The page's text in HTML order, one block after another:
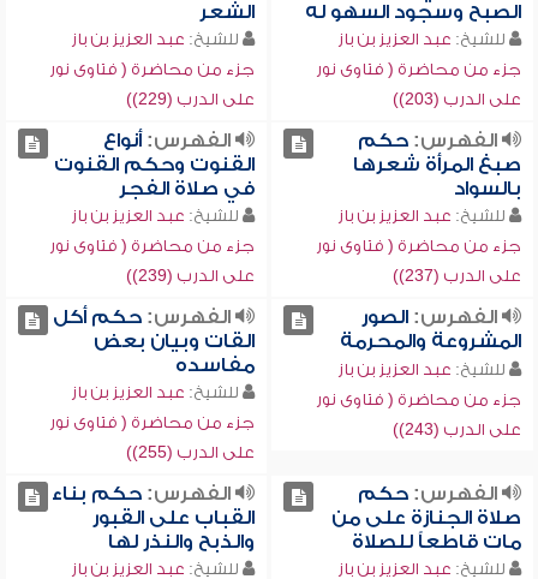
الصبح وسجود السهو له
للشيخ: عبد العزيز بن باز
جزء من محاضرة ( فتاوى نور
على الدرب (203))
الشعر
للشيخ: عبد العزيز بن باز
جزء من محاضرة ( فتاوى نور
على الدرب (229))
الفهرس:حكم
صبغ المرأة شعرها
بالسواد
للشيخ: عبد العزيز بن باز
جزء من محاضرة ( فتاوى نور
على الدرب (237))
الفهرس:أنواع
القنوت وحكم القنوت
في صلاة الفجر
للشيخ: عبد العزيز بن باز
جزء من محاضرة ( فتاوى نور
على الدرب (239))
الفهرس:الصور
المشروعة والمحرمة
للشيخ: عبد العزيز بن باز
جزء من محاضرة ( فتاوى نور
على الدرب (243))
الفهرس:حكم أكل
القات وبيان بعض
مفاسده
للشيخ: عبد العزيز بن باز
جزء من محاضرة ( فتاوى نور
على الدرب (255))
الفهرس:حكم
صلاة الجنازة على من
مات قاطعاً للصلاة
للشيخ: عبد العزيز بن باز
الفهرس:حكم بناء
القباب على القبور
والذبح والنذر لها
للشيخ: عبد العزيز بن باز